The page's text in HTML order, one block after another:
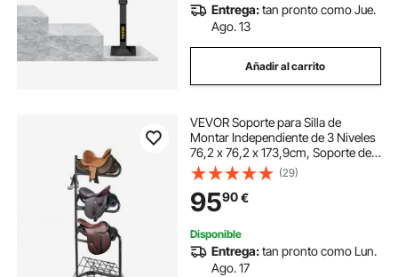
Entrega:tan pronto como Jue.
Ago. 13
Añadir al carrito
VEVOR Soporte para Silla de
Montar Independiente de 3 Niveles
76,2 x 76,2 x 173,9cm, Soporte de
Silla de Montar Resistente con
Niveles Extraíbles y Giratorios para
Organizar el Cuarto de Aperos,
Negro
(29)
9590€
Disponible
Entrega:tan pronto como Lun.
Ago. 17